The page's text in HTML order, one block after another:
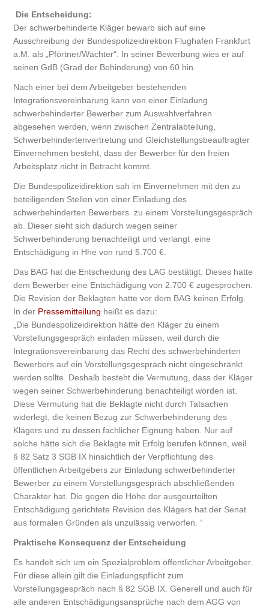
Die Entscheidung:
Der schwerbehinderte Kläger bewarb sich auf eine
Ausschreibung der Bundespolizeidirektion Flughafen Frankfurt
a.M. als „Pförtner/Wächter“. In seiner Bewerbung wies er auf
seinen GdB (Grad der Behinderung) von 60 hin.
Nach einer bei dem Arbeitgeber bestehenden
Integrationsvereinbarung kann von einer Einladung
schwerbehinderter Bewerber zum Auswahlverfahren
abgesehen werden, wenn zwischen Zentralabteilung,
Schwerbehindertenvertretung und Gleichstellungsbeauftragter
Einvernehmen besteht, dass der Bewerber für den freien
Arbeitsplatz nicht in Betracht kommt.
Die Bundespolizeidirektion sah im Einvernehmen mit den zu
beteiligenden Stellen von einer Einladung des
schwerbehinderten Bewerbers zu einem Vorstellungsgespräch
ab. Dieser sieht sich dadurch wegen seiner
Schwerbehinderung benachteiligt und verlangt eine
Entschädigung in Hhe von rund 5.700 €.
Das BAG hat die Entscheidung des LAG bestätigt. Dieses hatte
dem Bewerber eine Entschädigung von 2.700 € zugesprochen.
Die Revision der Beklagten hatte vor dem BAG keinen Erfolg.
In der Pressemitteilung heißt es dazu:
„Die Bundespolizeidirektion hätte den Kläger zu einem
Vorstellungsgespräch einladen müssen, weil durch die
Integrationsvereinbarung das Recht des schwerbehinderten
Bewerbers auf ein Vorstellungsgespräch nicht eingeschränkt
werden sollte. Deshalb besteht die Vermutung, dass der Kläger
wegen seiner Schwerbehinderung benachteiligt worden ist.
Diese Vermutung hat die Beklagte nicht durch Tatsachen
widerlegt, die keinen Bezug zur Schwerbehinderung des
Klägers und zu dessen fachlicher Eignung haben. Nur auf
solche hätte sich die Beklagte mit Erfolg berufen können, weil
§ 82 Satz 3 SGB IX hinsichtlich der Verpflichtung des
öffentlichen Arbeitgebers zur Einladung schwerbehinderter
Bewerber zu einem Vorstellungsgespräch abschließenden
Charakter hat. Die gegen die Höhe der ausgeurteilten
Entschädigung gerichtete Revision des Klägers hat der Senat
aus formalen Gründen als unzulässig verworfen. “
Praktische Konsequenz der Entscheidung
Es handelt sich um ein Spezialproblem öffentlicher Arbeitgeber.
Für diese allein gilt die Einladungspflicht zum
Vorstellungsgespräch nach § 82 SGB IX. Generell und auch für
alle anderen Entschädigungsansprüche nach dem AGG von